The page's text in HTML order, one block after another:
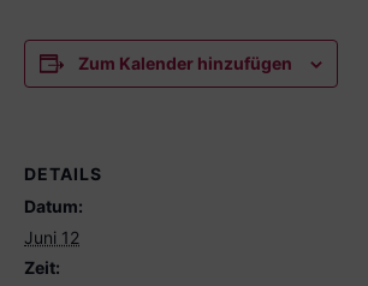
Zum Kalender hinzufügen
DETAILS
Datum:
Juni 12
Zeit: